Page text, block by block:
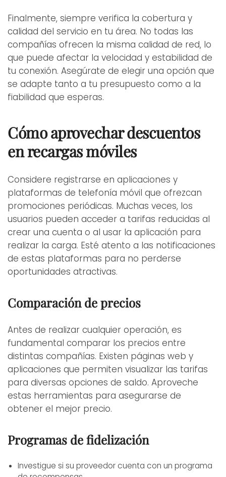
Finalmente, siempre verifica la cobertura y
calidad del servicio en tu área. No todas las
compañías ofrecen la misma calidad de red, lo
que puede afectar la velocidad y estabilidad de
tu conexión. Asegúrate de elegir una opción que
se adapte tanto a tu presupuesto como a la
fiabilidad que esperas.
Cómo aprovechar descuentos
en recargas móviles
Considere registrarse en aplicaciones y
plataformas de telefonía móvil que ofrezcan
promociones periódicas. Muchas veces, los
usuarios pueden acceder a tarifas reducidas al
crear una cuenta o al usar la aplicación para
realizar la carga. Esté atento a las notificaciones
de estas plataformas para no perderse
oportunidades atractivas.
Comparación de precios
Antes de realizar cualquier operación, es
fundamental comparar los precios entre
distintas compañías. Existen páginas web y
aplicaciones que permiten visualizar las tarifas
para diversas opciones de saldo. Aproveche
estas herramientas para asegurarse de
obtener el mejor precio.
Programas de fidelización
Investigue si su proveedor cuenta con un programa